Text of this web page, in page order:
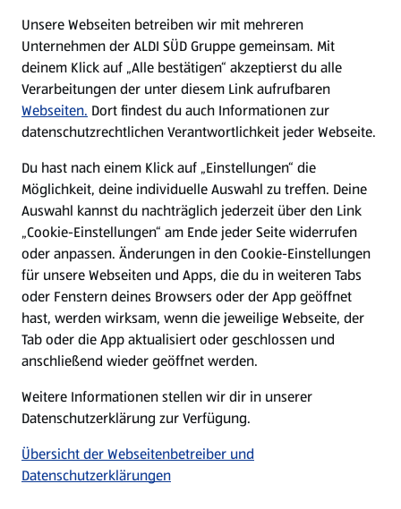
Nachhaltigkeit
Karriere
Presse
Hilfe & Kontakt
(öffnet in einem neuen Tab)
Unternehmen
Folge uns hier:
Unsere Webseiten betreiben wir mit mehreren
Unternehmen der ALDI SÜD Gruppe gemeinsam. Mit
deinem Klick auf „Alle bestätigen“ akzeptierst du alle
Verarbeitungen der unter diesem Link aufrufbaren
Webseiten. Dort findest du auch Informationen zur
datenschutzrechtlichen Verantwortlichkeit jeder Webseite.
Du hast nach einem Klick auf „Einstellungen“ die
Möglichkeit, deine individuelle Auswahl zu treffen. Deine
Auswahl kannst du nachträglich jederzeit über den Link
„Cookie-Einstellungen“ am Ende jeder Seite widerrufen
oder anpassen. Änderungen in den Cookie-Einstellungen
für unsere Webseiten und Apps, die du in weiteren Tabs
oder Fenstern deines Browsers oder der App geöffnet
hast, werden wirksam, wenn die jeweilige Webseite, der
Tab oder die App aktualisiert oder geschlossen und
anschließend wieder geöffnet werden.
Weitere Informationen stellen wir dir in unserer
Datenschutzerklärung zur Verfügung.
Übersicht der Webseitenbetreiber und
Datenschutzerklärungen